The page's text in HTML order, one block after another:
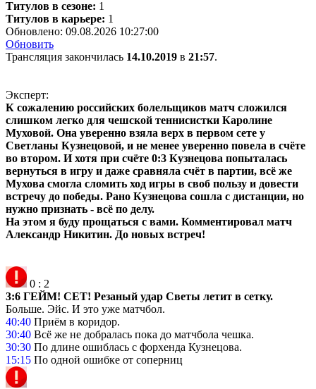
Титулов в сезоне: 1
Титулов в карьере: 1
Обновлено: 09.08.2026 10:27:00
Обновить
Трансляция закончилась 14.10.2019 в 21:57.
Эксперт:
К сожалению российских болельщиков матч сложился
слишком легко для чешской теннисистки Каролине
Муховой. Она уверенно взяла верх в первом сете у
Светланы Кузнецовой, и не менее уверенно повела в счёте
во втором. И хотя при счёте 0:3 Кузнецова попыталась
вернуться в игру и даже сравняла счёт в партии, всё же
Мухова смогла сломить ход игры в своб пользу и довести
встречу до победы. Рано Кузнецова сошла с дистанции, но
нужно признать - всё по делу.
На этом я буду прощаться с вами. Комментировал матч
Александр Никитин. До новых встреч!
0 : 2
3:6 ГЕЙМ! СЕТ! Резаный удар Светы летит в сетку.
Больше. Эйс. И это уже матчбол.
40:40 Приём в коридор.
30:40 Всё же не добралась пока до матчбола чешка.
30:30 По длине ошиблась с форхенда Кузнецова.
15:15 По одной ошибке от соперниц